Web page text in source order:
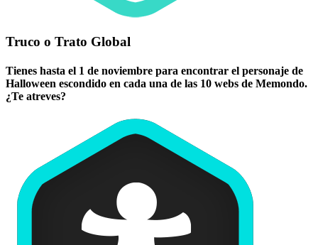
Truco o Trato Global
Tienes hasta el 1 de noviembre para encontrar el personaje de
Halloween escondido en cada una de las 10 webs de Memondo.
¿Te atreves?